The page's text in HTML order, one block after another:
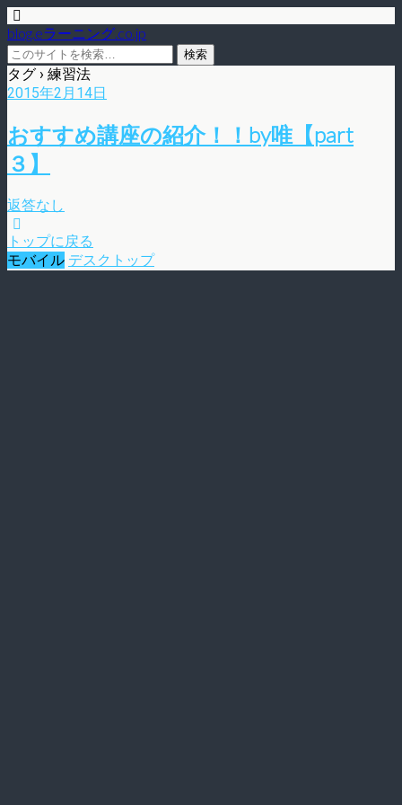
blog.eラーニング.co.jp
タグ › 練習法
2015年2月14日
おすすめ講座の紹介！！by唯【part
３】
返答なし
トップに戻る
モバイル デスクトップ